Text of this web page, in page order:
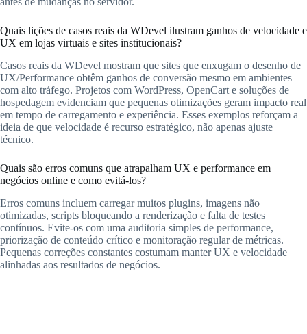
Quais lições de casos reais da WDevel ilustram ganhos de velocidade e
UX em lojas virtuais e sites institucionais?
Casos reais da WDevel mostram que sites que enxugam o desenho de
UX/Performance obtêm ganhos de conversão mesmo em ambientes
com alto tráfego. Projetos com WordPress, OpenCart e soluções de
hospedagem evidenciam que pequenas otimizações geram impacto real
em tempo de carregamento e experiência. Esses exemplos reforçam a
ideia de que velocidade é recurso estratégico, não apenas ajuste
técnico.
Quais são erros comuns que atrapalham UX e performance em
negócios online e como evitá-los?
Erros comuns incluem carregar muitos plugins, imagens não
otimizadas, scripts bloqueando a renderização e falta de testes
contínuos. Evite-os com uma auditoria simples de performance,
priorização de conteúdo crítico e monitoração regular de métricas.
Pequenas correções constantes costumam manter UX e velocidade
alinhadas aos resultados de negócios.